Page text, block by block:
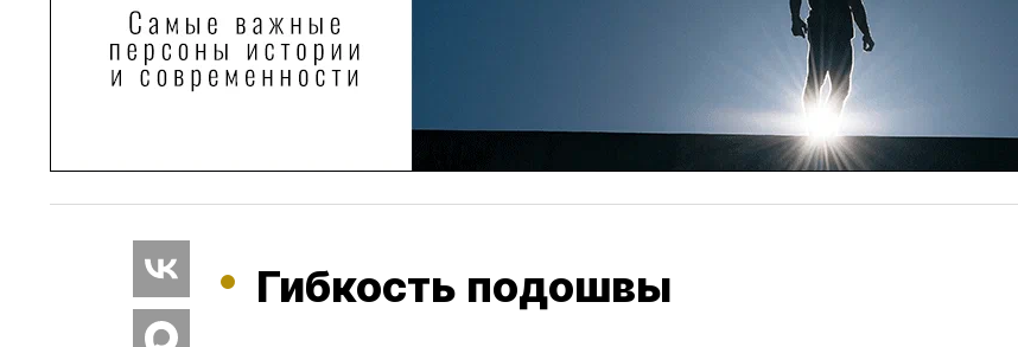
Гибкость подошвы